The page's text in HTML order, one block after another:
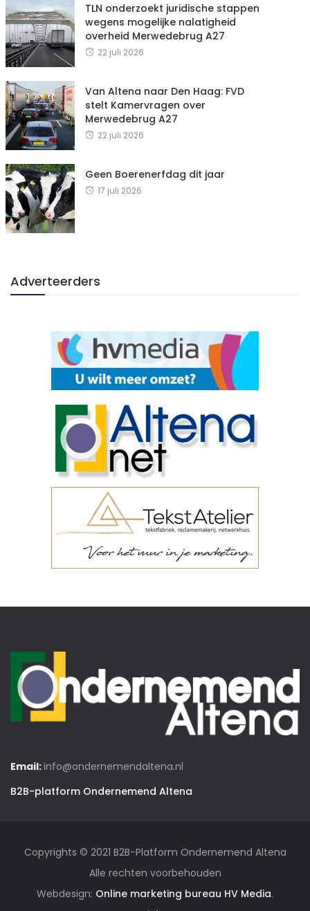
TLN onderzoekt juridische stappen
wegens mogelijke nalatigheid
overheid Merwedebrug A27
22 juli 2026
Van Altena naar Den Haag: FVD
stelt Kamervragen over
Merwedebrug A27
22 juli 2026
Geen Boerenerfdag dit jaar
17 juli 2026
Adverteerders
Email:info@ondernemendaltena.nl
B2B-platform Ondernemend Altena
Copyrights © 2021 B2B-Platform Ondernemend Altena
Alle rechten voorbehouden
Webdesign: Online marketing bureau HV Media.